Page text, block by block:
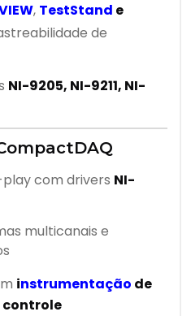
, TestStand e
de
NI-9205, NI-9211, NI-
com drivers NI-
multicanais e
instrumentação de
controle